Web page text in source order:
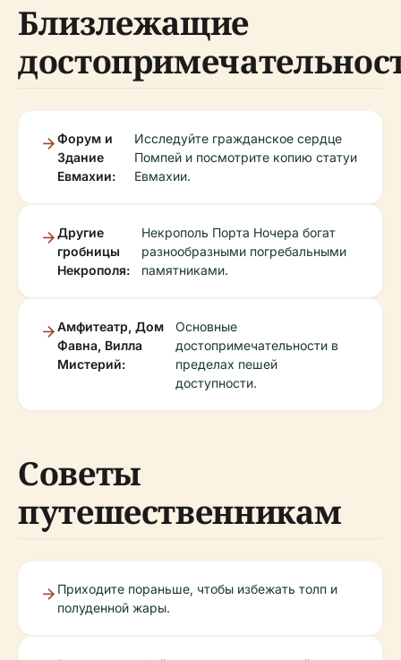
Близлежащие
Форум и
Здание
Евмахии:
Исследуйте гражданское сердце
Помпей и посмотрите копию статуи
Евмахии.
Другие
гробницы
Некрополя:
Некрополь Порта Ночера богат
разнообразными погребальными
памятниками.
Амфитеатр, Дом
Фавна, Вилла
Мистерий:
Основные
достопримечательности в
пределах пешей
доступности.
Советы
путешественникам
Приходите пораньше, чтобы избежать толп и
полуденной жары.